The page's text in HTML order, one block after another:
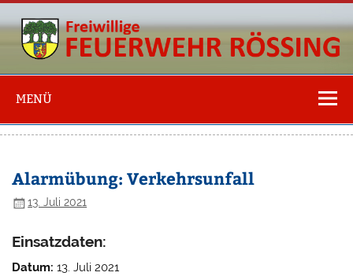
Freiwillige
Feuerwehr
Rössing
MENÜ
Alarmübung: Verkehrsunfall
13. Juli 2021
Einsatzdaten:
Datum: 13. Juli 2021